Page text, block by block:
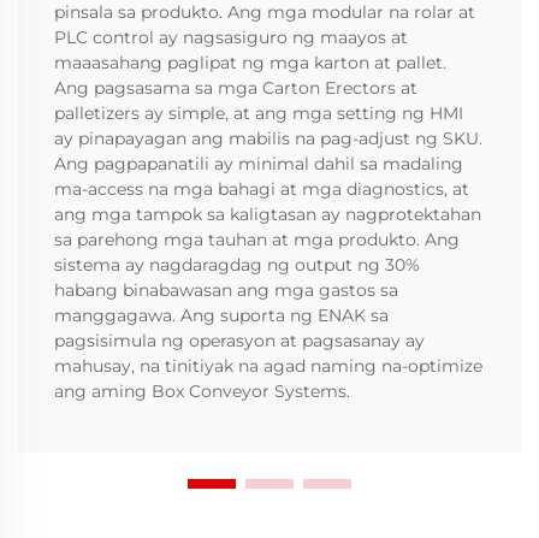
pinsala sa produkto. Ang mga modular na rolar at
PLC control ay nagsasiguro ng maayos at
maaasahang paglipat ng mga karton at pallet.
Ang pagsasama sa mga Carton Erectors at
palletizers ay simple, at ang mga setting ng HMI
ay pinapayagan ang mabilis na pag-adjust ng SKU.
Ang pagpapanatili ay minimal dahil sa madaling
ma-access na mga bahagi at mga diagnostics, at
ang mga tampok sa kaligtasan ay nagprotektahan
sa parehong mga tauhan at mga produkto. Ang
sistema ay nagdaragdag ng output ng 30%
habang binabawasan ang mga gastos sa
manggagawa. Ang suporta ng ENAK sa
pagsisimula ng operasyon at pagsasanay ay
mahusay, na tinitiyak na agad naming na-optimize
ang aming Box Conveyor Systems.